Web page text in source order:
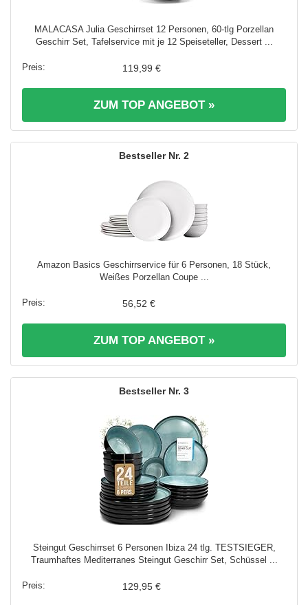
MALACASA Julia Geschirrset 12 Personen, 60-tlg Porzellan
Geschirr Set, Tafelservice mit je 12 Speiseteller, Dessert ...
119,99 €
ZUM TOP ANGEBOT »
2
Amazon Basics Geschirrservice für 6 Personen, 18 Stück,
Weißes Porzellan Coupe ...
56,52 €
ZUM TOP ANGEBOT »
3
Steingut Geschirrset 6 Personen Ibiza 24 tlg. TESTSIEGER,
Traumhaftes Mediterranes Steingut Geschirr Set, Schüssel ...
129,95 €